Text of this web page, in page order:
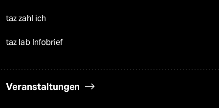
taz zahl ich
taz lab Infobrief
Veranstaltungen